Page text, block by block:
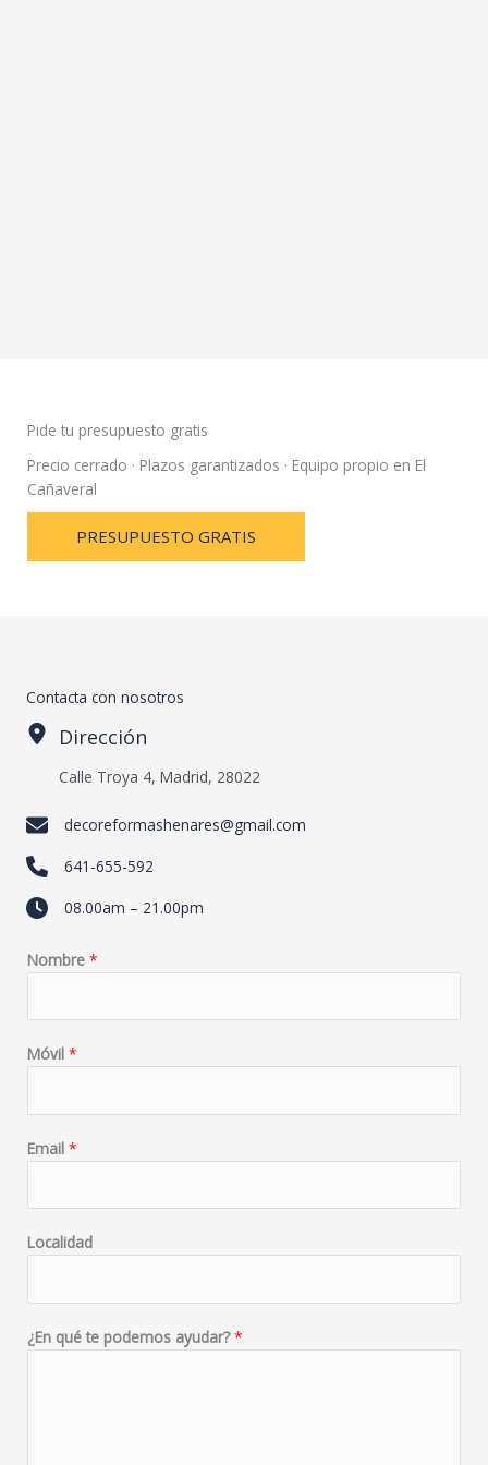
Pide tu presupuesto gratis
Precio cerrado · Plazos garantizados · Equipo propio en El
Cañaveral
PRESUPUESTO GRATIS
Contacta con nosotros
Dirección
Calle Troya 4, Madrid, 28022
decoreformashenares@gmail.com
641-655-592
08.00am – 21.00pm
Nombre *
Móvil *
Email *
Localidad
¿En qué te podemos ayudar?*